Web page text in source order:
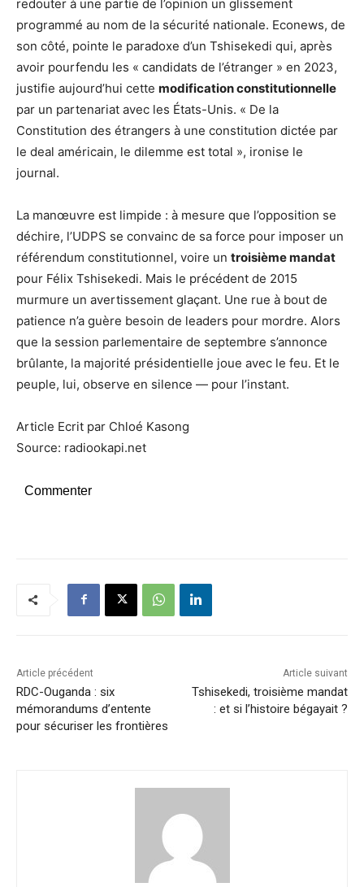
redouter à une partie de l’opinion un glissement
programmé au nom de la sécurité nationale. Econews, de
son côté, pointe le paradoxe d’un Tshisekedi qui, après
avoir pourfendu les « candidats de l’étranger » en 2023,
justifie aujourd’hui cette modification constitutionnelle
par un partenariat avec les États-Unis. « De la
Constitution des étrangers à une constitution dictée par
le deal américain, le dilemme est total », ironise le
journal.
La manœuvre est limpide : à mesure que l’opposition se
déchire, l’UDPS se convainc de sa force pour imposer un
référendum constitutionnel, voire un troisième mandat
pour Félix Tshisekedi. Mais le précédent de 2015
murmure un avertissement glaçant. Une rue à bout de
patience n’a guère besoin de leaders pour mordre. Alors
que la session parlementaire de septembre s’annonce
brûlante, la majorité présidentielle joue avec le feu. Et le
peuple, lui, observe en silence — pour l’instant.
Article Ecrit par Chloé Kasong
Source: radiookapi.net
Commenter
Article précédent
RDC-Ouganda : six
mémorandums d’entente
pour sécuriser les frontières
Article suivant
Tshisekedi, troisième mandat
: et si l’histoire bégayait ?